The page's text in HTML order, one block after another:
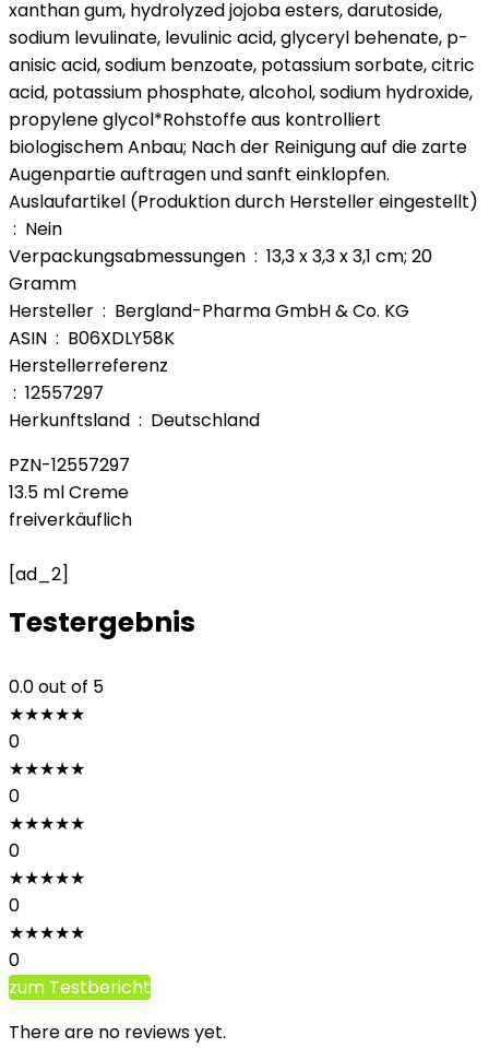
xanthan gum, hydrolyzed jojoba esters, darutoside,
sodium levulinate, levulinic acid, glyceryl behenate, p-
anisic acid, sodium benzoate, potassium sorbate, citric
acid, potassium phosphate, alcohol, sodium hydroxide,
propylene glycol*Rohstoffe aus kontrolliert
biologischem Anbau; Nach der Reinigung auf die zarte
Augenpartie auftragen und sanft einklopfen.
Auslaufartikel (Produktion durch Hersteller eingestellt)
‏ : ‎ Nein
Verpackungsabmessungen ‏ : ‎ 13,3 x 3,3 x 3,1 cm; 20
Gramm
Hersteller ‏ : ‎ Bergland-Pharma GmbH & Co. KG
ASIN ‏ : ‎ B06XDLY58K
Herstellerreferenz
‏ : ‎ 12557297
Herkunftsland ‏ : ‎ Deutschland
PZN-12557297
13.5 ml Creme
freiverkäuflich
[ad_2]
Testergebnis
0.0out of 5
★★★★★
0
★★★★★
0
★★★★★
0
★★★★★
0
★★★★★
0
zum Testbericht
There are no reviews yet.